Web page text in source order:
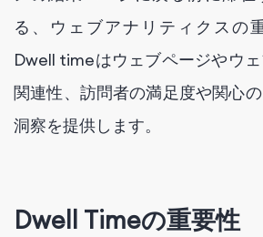
る、ウェブアナリティクスの
Dwell timeはウェブページやウ
関連性、訪問者の満足度や関心
洞察を提供します。
Dwell Timeの重要性